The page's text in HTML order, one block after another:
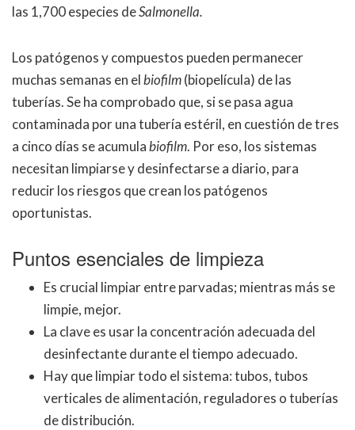
las 1,700 especies deSalmonella.
Los patógenos y compuestos pueden permanecer
muchas semanas en elbiofilm(biopelícula) de las
tuberías. Se ha comprobado que, si se pasa agua
contaminada por una tubería estéril, en cuestión de tres
a cinco días se acumulabiofilm. Por eso, los sistemas
necesitan limpiarse y desinfectarse a diario, para
reducir los riesgos que crean los patógenos
oportunistas.
Puntos esenciales de limpieza
Es crucial limpiar entre parvadas; mientras más se
limpie, mejor.
La clave es usar la concentración adecuada del
desinfectante durante el tiempo adecuado.
Hay que limpiar todo el sistema: tubos, tubos
verticales de alimentación, reguladores o tuberías
de distribución.